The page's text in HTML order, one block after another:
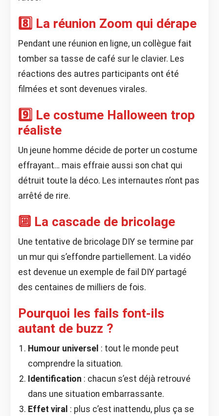
8️⃣ La réunion Zoom qui dérape
Pendant une réunion en ligne, un collègue fait
tomber sa tasse de café sur le clavier. Les
réactions des autres participants ont été
filmées et sont devenues virales.
9️⃣ Le costume Halloween trop
réaliste
Un jeune homme décide de porter un costume
effrayant… mais effraie aussi son chat qui
détruit toute la déco. Les internautes n’ont pas
arrêté de rire.
🔟 La cascade de bricolage
Une tentative de bricolage DIY se termine par
un mur qui s’effondre partiellement. La vidéo
est devenue un exemple de fail DIY partagé
des centaines de milliers de fois.
Pourquoi les fails font-ils
autant de buzz ?
Humour universel : tout le monde peut
comprendre la situation.
Identification : chacun s’est déjà retrouvé
dans une situation embarrassante.
Effet viral : plus c’est inattendu, plus ça se